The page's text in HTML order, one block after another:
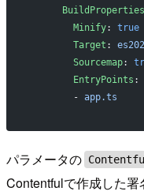
      BuildProperties
        Minify
: true
        Target
:
        Sourcemap
:
        EntryPoints
:
        -
app.ts
パラメータの
Contentfulで作成した